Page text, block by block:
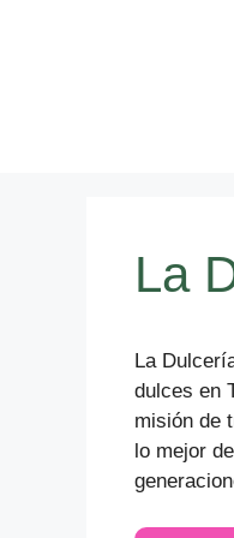
La
La
dulces en
misión de
lo mejor